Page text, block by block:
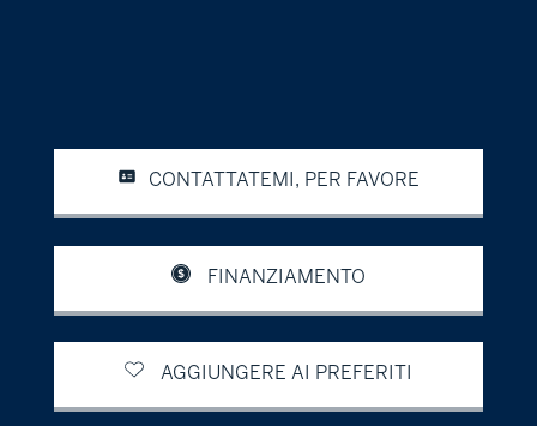
CONTATTATEMI, PER FAVORE
FINANZIAMENTO
AGGIUNGERE AI PREFERITI